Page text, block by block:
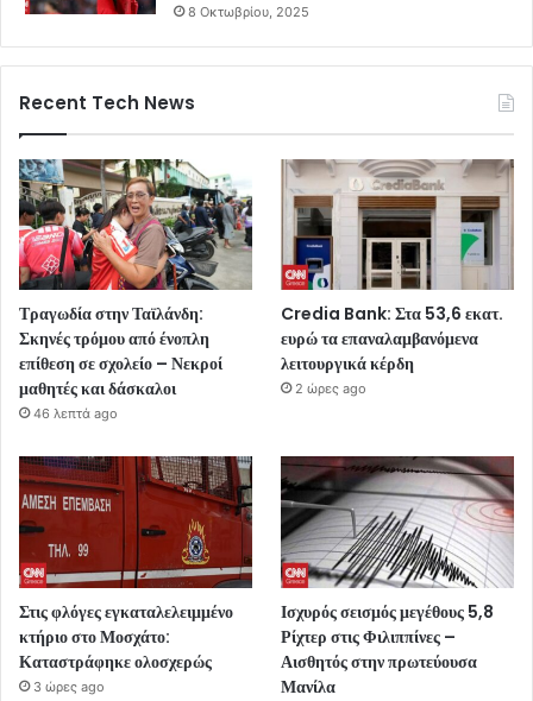
8 Οκτωβρίου, 2025
Recent Tech News
Τραγωδία στην Ταϊλάνδη:
Σκηνές τρόμου από ένοπλη
επίθεση σε σχολείο – Νεκροί
μαθητές και δάσκαλοι
46 λεπτά ago
Credia Bank: Στα 53,6 εκατ.
ευρώ τα επαναλαμβανόμενα
λειτουργικά κέρδη
2 ώρες ago
Στις φλόγες εγκαταλελειμμένο
κτήριο στο Μοσχάτο:
Καταστράφηκε ολοσχερώς
3 ώρες ago
Ισχυρός σεισμός μεγέθους 5,8
Ρίχτερ στις Φιλιππίνες –
Αισθητός στην πρωτεύουσα
Μανίλα